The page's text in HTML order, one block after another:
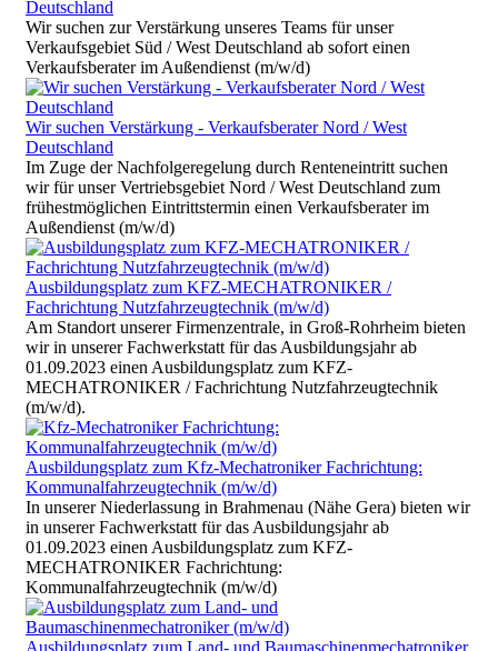
Deutschland
Wir suchen zur Verstärkung unseres Teams für unser
Verkaufsgebiet Süd / West Deutschland ab sofort einen
Verkaufsberater im Außendienst (m/w/d)
Wir suchen Verstärkung - Verkaufsberater Nord / West
Deutschland
Im Zuge der Nachfolgeregelung durch Renteneintritt suchen
wir für unser Vertriebsgebiet Nord / West Deutschland zum
frühestmöglichen Eintrittstermin einen Verkaufsberater im
Außendienst (m/w/d)
Ausbildungsplatz zum KFZ-MECHATRONIKER /
Fachrichtung Nutzfahrzeugtechnik (m/w/d)
Am Standort unserer Firmenzentrale, in Groß-Rohrheim bieten
wir in unserer Fachwerkstatt für das Ausbildungsjahr ab
01.09.2023 einen Ausbildungsplatz zum KFZ-
MECHATRONIKER / Fachrichtung Nutzfahrzeugtechnik
(m/w/d).
Ausbildungsplatz zum Kfz-Mechatroniker Fachrichtung:
Kommunalfahrzeugtechnik (m/w/d)
In unserer Niederlassung in Brahmenau (Nähe Gera) bieten wir
in unserer Fachwerkstatt für das Ausbildungsjahr ab
01.09.2023 einen Ausbildungsplatz zum KFZ-
MECHATRONIKER Fachrichtung:
Kommunalfahrzeugtechnik (m/w/d)